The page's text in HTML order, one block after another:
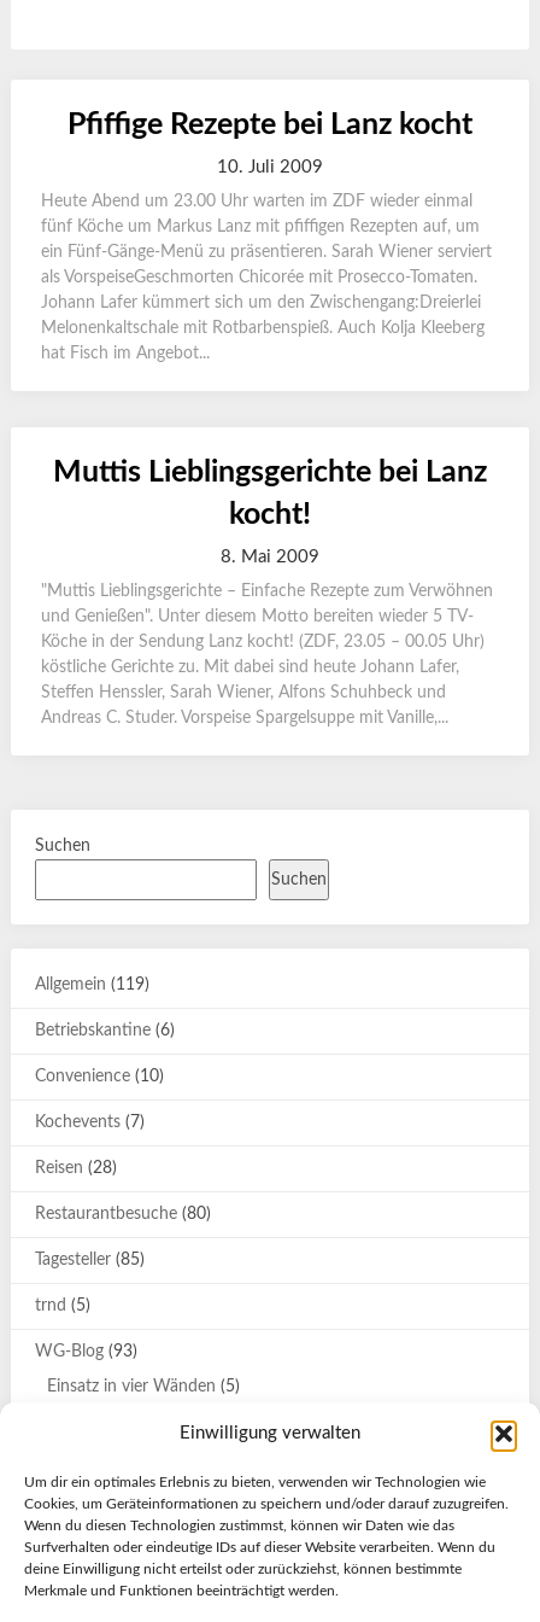
Einwilligung verwalten
Um dir ein optimales Erlebnis zu bieten, verwenden wir Technologien wie
Cookies, um Geräteinformationen zu speichern und/oder darauf zuzugreifen.
Wenn du diesen Technologien zustimmst, können wir Daten wie das
Surfverhalten oder eindeutige IDs auf dieser Website verarbeiten. Wenn du
deine Einwilligung nicht erteilst oder zurückziehst, können bestimmte
Merkmale und Funktionen beeinträchtigt werden.
Pfiffige Rezepte bei Lanz kocht
10. Juli 2009
Heute Abend um 23.00 Uhr warten im ZDF wieder einmal
fünf Köche um Markus Lanz mit pfiffigen Rezepten auf, um
ein Fünf-Gänge-Menü zu präsentieren. Sarah Wiener serviert
als VorspeiseGeschmorten Chicorée mit Prosecco-Tomaten.
Johann Lafer kümmert sich um den Zwischengang:Dreierlei
Melonenkaltschale mit Rotbarbenspieß. Auch Kolja Kleeberg
hat Fisch im Angebot...
Muttis Lieblingsgerichte bei Lanz
kocht!
8. Mai 2009
"Muttis Lieblingsgerichte – Einfache Rezepte zum Verwöhnen
und Genießen". Unter diesem Motto bereiten wieder 5 TV-
Köche in der Sendung Lanz kocht! (ZDF, 23.05 – 00.05 Uhr)
köstliche Gerichte zu. Mit dabei sind heute Johann Lafer,
Steffen Henssler, Sarah Wiener, Alfons Schuhbeck und
Andreas C. Studer. Vorspeise Spargelsuppe mit Vanille,...
Suchen
Suchen
Allgemein (119)
Betriebskantine(6)
Convenience(10)
Kochevents(7)
Reisen (28)
Restaurantbesuche(80)
Tagesteller(85)
trnd (5)
WG-Blog(93)
Einsatz in vier Wänden (5)
Katrin und Svenja auf großer Tour(7)
Olessja(2)
Stockholm-Urlaub(4)